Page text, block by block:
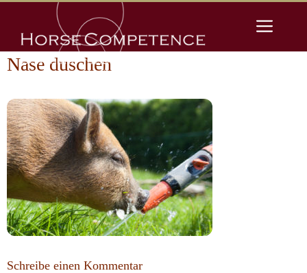
springen
Nase duschen
Schreibe einen Kommentar